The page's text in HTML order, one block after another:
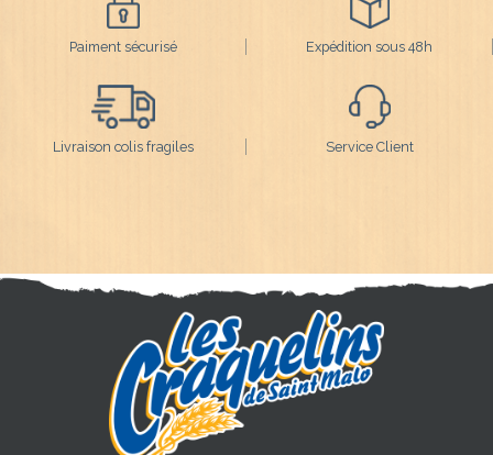
Paiment sécurisé Expédition sous 48h
Livraison colis fragiles Service Client